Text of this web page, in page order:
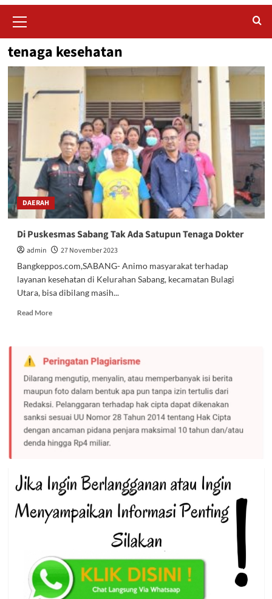
Menu
tenaga kesehatan
DAERAH
Di Puskesmas Sabang Tak Ada Satupun Tenaga Dokter
admin
27 November 2023
Bangkeppos.com,SABANG- Animo masyarakat terhadap
layanan kesehatan di Kelurahan Sabang, kecamatan Bulagi
Utara, bisa dibilang masih...
Read MoreRead
Puskesmas
Sabang
Tak
Ada
Satupun
Tenaga
Dokter